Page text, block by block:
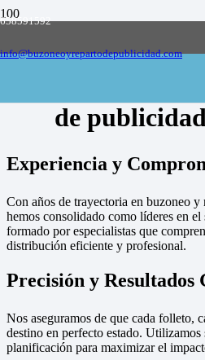
658591592
info@buzoneoyrepartodepublicidad.com
Empresa de buzoneo y reparto de
de
Experiencia y
Con años de trayectoria en buzoneo
hemos consolidado como líderes en el
formado por especialistas que
distribución eficiente y profesional.
Precisión y Resultados
Nos aseguramos de que cada folleto,
destino en perfecto estado. Utilizamos
planificación para maximizar el